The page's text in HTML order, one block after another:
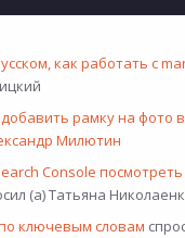
как работать с
рамку на фото
Милютин
Console
(а) Татьяна
ключевым словам